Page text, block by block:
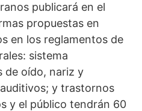
publicará en el
propuestas en
en los reglamentos de
sistema
de oído, nariz y
y trastornos
y el público tendrán 60